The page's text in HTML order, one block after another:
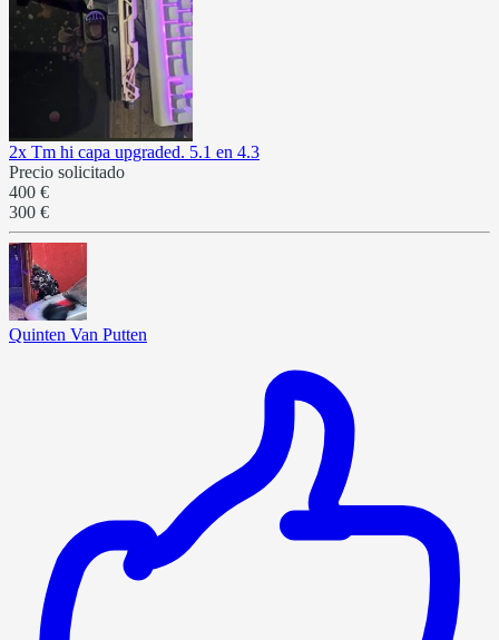
2x Tm hi capa upgraded. 5.1 en 4.3
Precio solicitado
400 €
300 €
Quinten Van Putten